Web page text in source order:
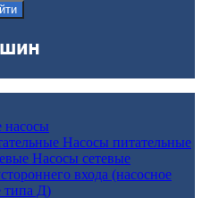
Насосы питательные
Насосы сетевые